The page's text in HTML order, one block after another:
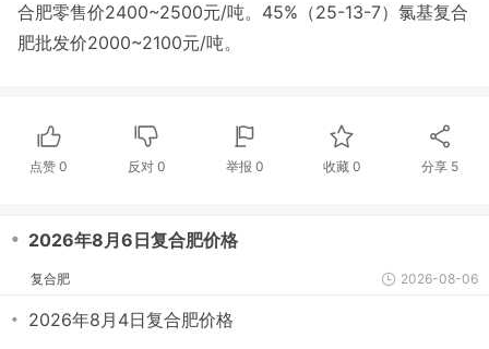
合肥零售价2400~2500元/吨。45%（25-13-7）氯基复合
肥批发价2000~2100元/吨。
点赞0 反对 0 举报 0 收藏 0 分享 5
・ 2026年8月6日复合肥价格
复合肥 2026-08-06
・ 2026年8月4日复合肥价格